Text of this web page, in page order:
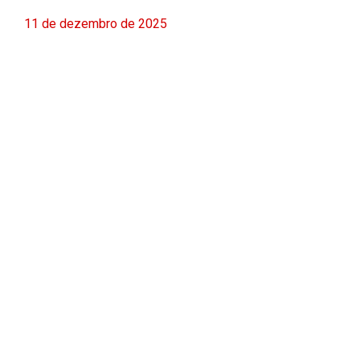
11 de dezembro de 2025